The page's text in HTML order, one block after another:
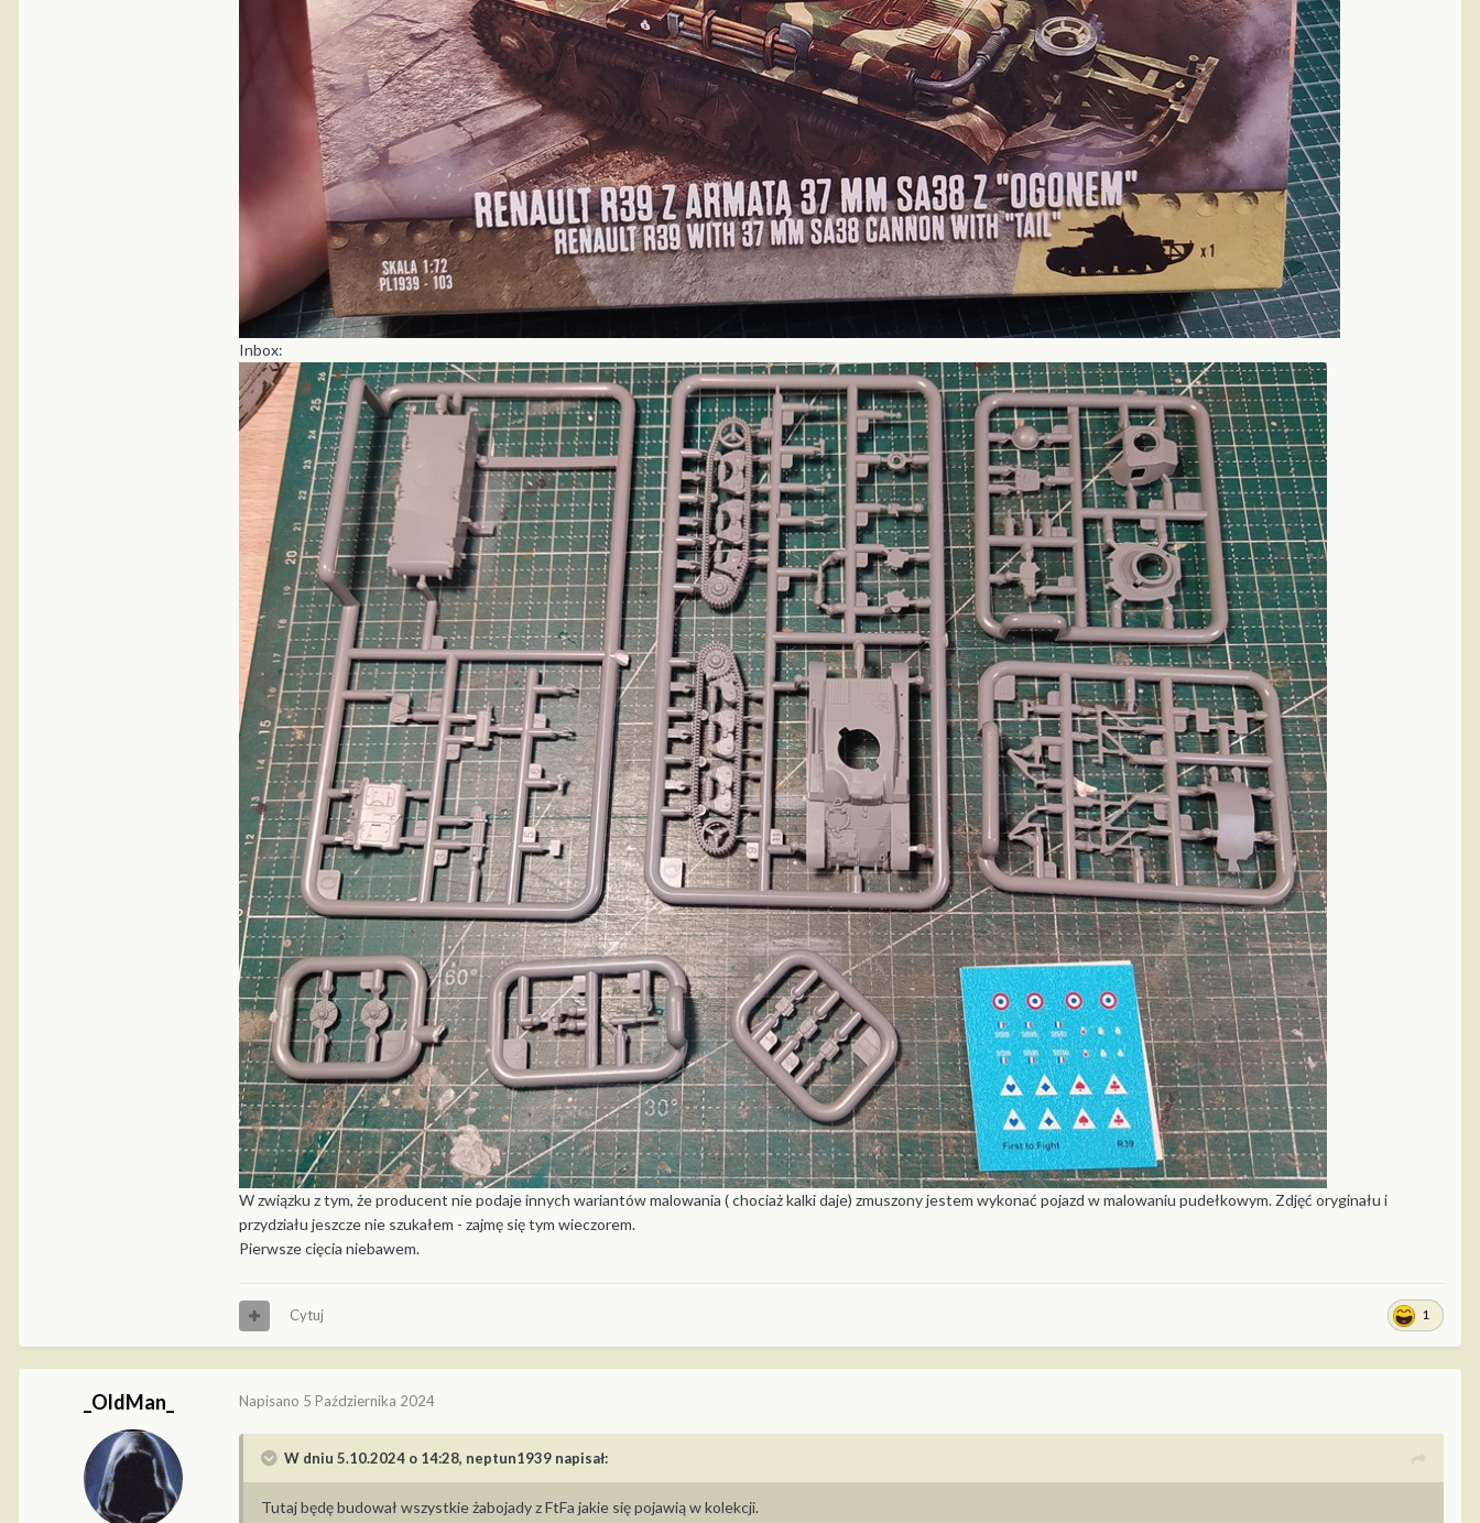
Inbox:
W związku z tym, że producent nie podaje innych wariantów malowania ( chociaż kalki daje) zmuszony jestem wykonać pojazd w malowaniu pudełkowym. Zdjęć oryginału i
przydziału jeszcze nie szukałem - zajmę się tym wieczorem.
Pierwsze cięcia niebawem.
1
Cytuj
_OldMan_ Napisano 5 Października 2024
W dniu 5.10.2024 o 14:28, neptun1939 napisał:
Tutaj będę budował wszystkie żabojady z FtFa jakie się pojawią w kolekcji.